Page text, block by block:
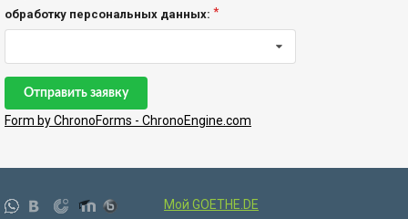
обработку персональных данных:
Отправить заявку
Form by ChronoForms - ChronoEngine.com
Мой GOETHE.DE